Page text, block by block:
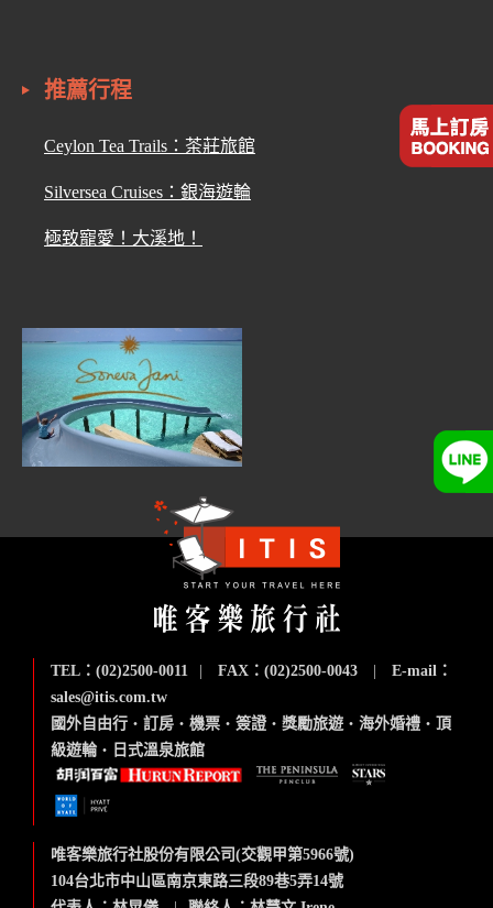
推薦行程
Ceylon Tea Trails：茶莊旅館
Silversea Cruises：銀海遊輪
極致寵愛！大溪地！
TEL：(02)2500-0011 FAX：(02)2500-0043
E-mail：
sales@itis.com.tw
國外自由行 ‧ 訂房 ‧ 機票 ‧ 簽證 ‧ 獎勵旅遊 ‧ 海外婚禮 ‧
頂
級遊輪 ‧ 日式溫泉旅館
唯客樂旅行社股份有限公司(交觀甲第5966號)
104台北市中山區南京東路三段89巷5弄14號